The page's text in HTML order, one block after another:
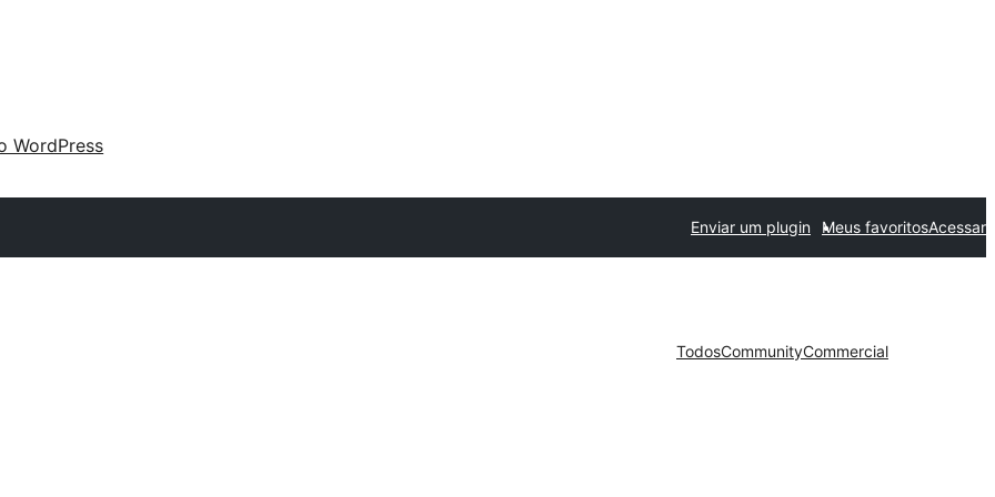
WordPress
Enviar um plugin Meus favoritosAcessar
TodosCommunityCommercial